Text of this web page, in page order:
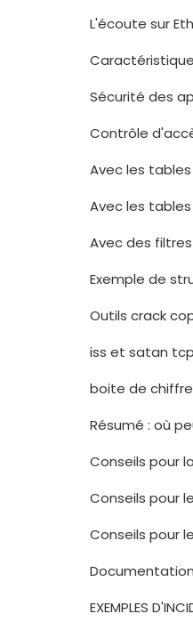
L'écoute sur
Sécurité des
Contrôle
Avec les
Avec les
Avec des
Exemple de
Outils crack
iss et satan
boite de
Résumé : où
Conseils pour
Conseils pour
Conseils pour
EXEMPLES